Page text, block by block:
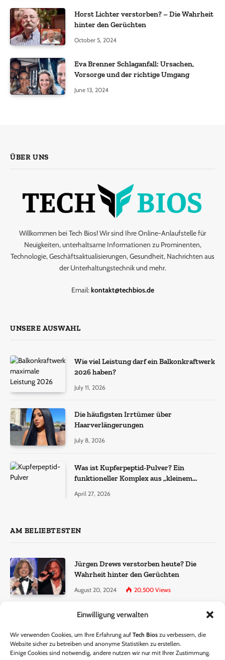
Einwilligung verwalten
Wir verwenden Cookies, um Ihre Erfahrung auf Tech Bios zu verbessern, die
Website sicher zu betreiben und anonyme Statistiken zu erstellen.
Einige Cookies sind notwendig, andere nutzen wir nur mit Ihrer Zustimmung.
Horst Lichter verstorben? – Die Wahrheit
hinter den Gerüchten
October 5, 2024
Eva Brenner Schlaganfall: Ursachen,
Vorsorge und der richtige Umgang
June 13, 2024
ÜBER UNS
Willkommen bei Tech Bios! Wir sind Ihre Online-Anlaufstelle für
Neuigkeiten, unterhaltsame Informationen zu Prominenten,
Technologie, Geschäftsaktualisierungen, Gesundheit, Nachrichten aus
der Unterhaltungstechnik und mehr.
Email:kontakt@techbios.de
UNSERE AUSWAHL
Wie viel Leistung darf ein Balkonkraftwerk
2026 haben?
July 11, 2026
Die häufigsten Irrtümer über
Haarverlängerungen
July 8, 2026
Was ist Kupferpeptid-Pulver? Ein
funktioneller Komplex aus „kleinem
April 27, 2026
AM BELIEBTESTEN
Jürgen Drews verstorben heute? Die
Wahrheit hinter den Gerüchten
August 20, 2024 20,500 Views
Ralf Dammasch Traueranzeige:
June 26, 2024 13,285Views